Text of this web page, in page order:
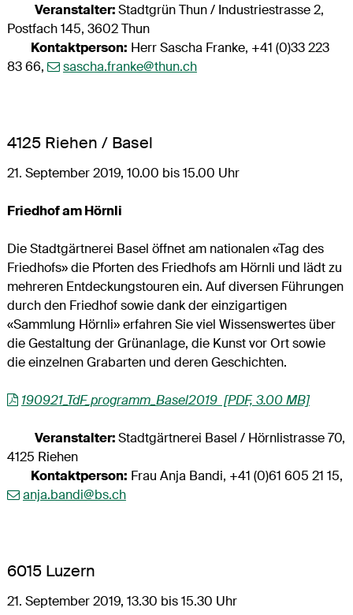
Veranstalter:Stadtgrün Thun / Industriestrasse 2,
Postfach 145, 3602 Thun
Kontaktperson: Herr Sascha Franke, +41 (0)33 223
83 66,
sascha.franke@thun.ch
4125 Riehen / Basel
21. September 2019, 10.00 bis 15.00 Uhr
Friedhof am Hörnli
Die Stadtgärtnerei Basel öffnet am nationalen «Tag des
Friedhofs» die Pforten des Friedhofs am Hörnli und lädt zu
mehreren Entdeckungstouren ein. Auf diversen Führungen
durch den Friedhof sowie dank der einzigartigen
«Sammlung Hörnli» erfahren Sie viel Wissenswertes über
die Gestaltung der Grünanlage, die Kunst vor Ort sowie
die einzelnen Grabarten und deren Geschichten.
190921_TdF_programm_Basel2019 [PDF, 3.00 MB]
Veranstalter:Stadtgärtnerei Basel / Hörnlistrasse 70,
4125 Riehen
Kontaktperson: Frau Anja Bandi, +41 (0)61 605 21 15,
anja.bandi@bs.ch
6015 Luzern
21. September 2019, 13.30 bis 15.30 Uhr